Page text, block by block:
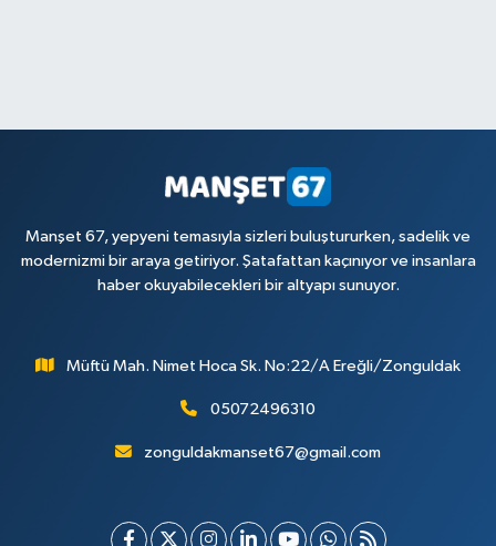
Manşet 67, yepyeni temasıyla sizleri buluştururken, sadelik ve
modernizmi bir araya getiriyor. Şatafattan kaçınıyor ve insanlara
haber okuyabilecekleri bir altyapı sunuyor.
Müftü Mah. Nimet Hoca Sk. No:22/A Ereğli/Zonguldak
05072496310
zonguldakmanset67@gmail.com